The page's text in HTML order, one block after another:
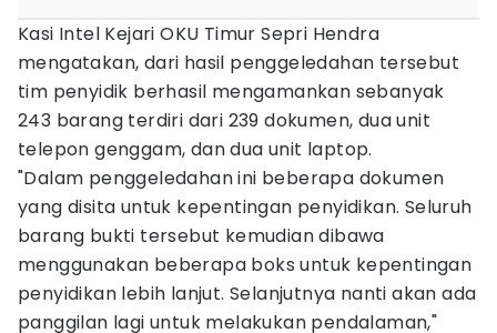
‎‎Kasi Intel Kejari OKU Timur Sepri Hendra
mengatakan, dari hasil penggeledahan tersebut
tim penyidik berhasil mengamankan sebanyak
243 barang terdiri dari 239 dokumen, dua unit
telepon genggam, dan dua unit laptop.
"‎Dalam penggeledahan ini beberapa dokumen
yang disita untuk kepentingan penyidikan. Seluruh
barang bukti tersebut kemudian dibawa
menggunakan beberapa boks untuk kepentingan
penyidikan lebih lanjut. Selanjutnya nanti akan ada
panggilan lagi untuk melakukan pendalaman,"